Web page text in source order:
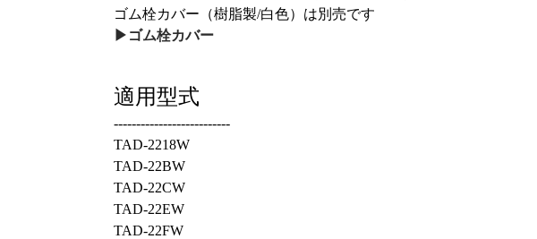
ゴム栓カバー（樹脂製/白色）は別売です
▶ゴム栓カバー
適用型式
--------------------------
TAD-2218W
TAD-22BW
TAD-22CW
TAD-22EW
TAD-22FW